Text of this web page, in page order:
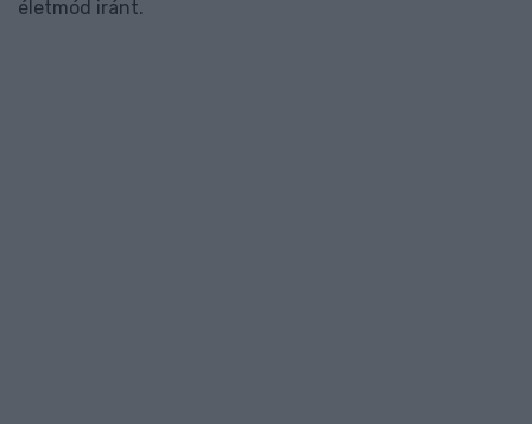
életmód iránt.